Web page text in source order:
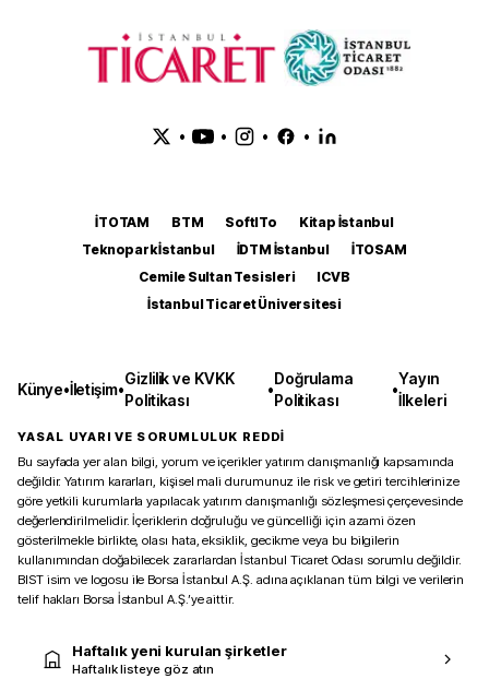
• • • •
İTOTAM BTM SoftITo
Kitap İstanbul
Teknopark İstanbul
İDTM İstanbul
İTOSAM
Cemile Sultan Tesisleri
ICVB
İstanbul Ticaret Üniversitesi
Künye•İletişim•
Gizlilik ve KVKK
Politikası
•
Doğrulama
Politikası
•
Yayın
İlkeleri
YASAL UYARI VE SORUMLULUK REDDİ
Bu sayfada yer alan bilgi, yorum ve içerikler yatırım danışmanlığı kapsamında
değildir. Yatırım kararları, kişisel mali durumunuz ile risk ve getiri tercihlerinize
göre yetkili kurumlarla yapılacak yatırım danışmanlığı sözleşmesi çerçevesinde
değerlendirilmelidir. İçeriklerin doğruluğu ve güncelliği için azami özen
gösterilmekle birlikte, olası hata, eksiklik, gecikme veya bu bilgilerin
kullanımından doğabilecek zararlardan İstanbul Ticaret Odası sorumlu değildir.
BIST isim ve logosu ile Borsa İstanbul A.Ş. adına açıklanan tüm bilgi ve verilerin
telif hakları Borsa İstanbul A.Ş.’ye aittir.
Haftalık yeni kurulan şirketler
Haftalık listeye göz atın